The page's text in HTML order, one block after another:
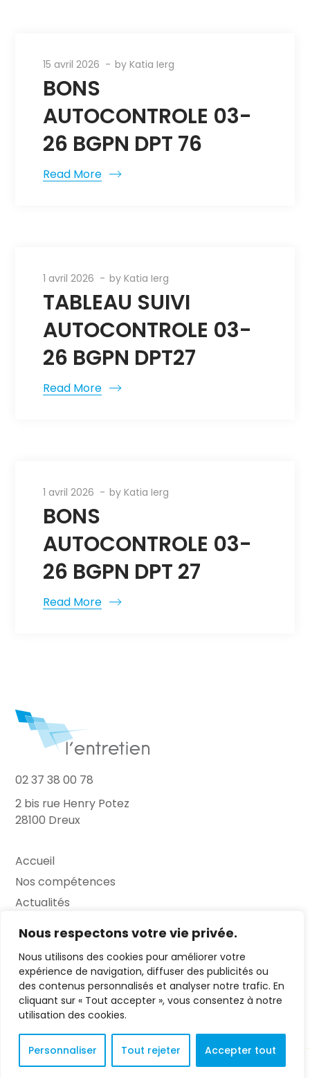
Nous respectons votre vie privée.
Nous utilisons des cookies pour améliorer votre
expérience de navigation, diffuser des publicités ou
des contenus personnalisés et analyser notre trafic. En
cliquant sur « Tout accepter », vous consentez à notre
utilisation des cookies.
Personnaliser Tout rejeter Accepter tout
15 avril 2026 byKatia Ierg
BONS
AUTOCONTROLE 03-
26 BGPN DPT 76
Read More
1 avril 2026 byKatia Ierg
TABLEAU SUIVI
AUTOCONTROLE 03-
26 BGPN DPT27
Read More
1 avril 2026 byKatia Ierg
BONS
AUTOCONTROLE 03-
26 BGPN DPT 27
Read More
02 37 38 00 78
2 bis rue Henry Potez
28100 Dreux
Accueil
Nos compétences
Actualités
Contact
FAQ
Mentions légales
© 2023 L'Entretien